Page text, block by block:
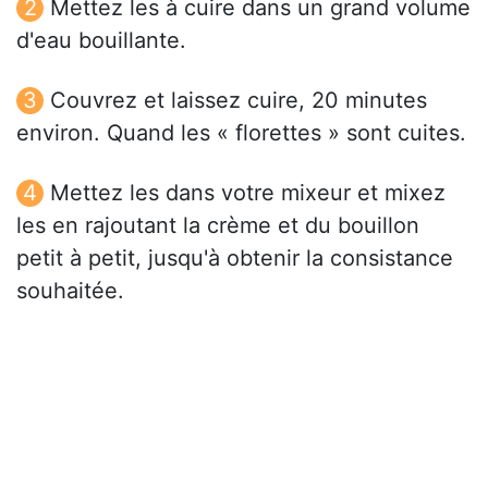
Mettez les à cuire dans un grand volume
d'eau bouillante.
Couvrez et laissez cuire, 20 minutes
environ. Quand les « florettes » sont cuites.
Mettez les dans votre mixeur et mixez
les en rajoutant la crème et du bouillon
petit à petit, jusqu'à obtenir la consistance
souhaitée.